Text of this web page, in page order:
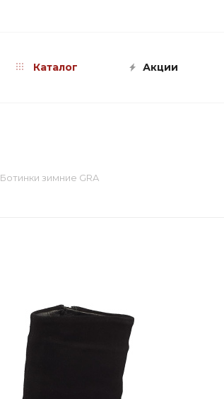
Каталог Акции
Ботинки зимние GRA